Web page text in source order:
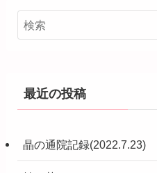
最近の投稿
晶の通院記録(2022.7.23)